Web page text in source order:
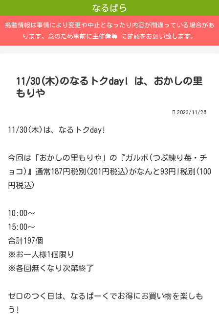
なるぱら
掲載情報は事情により変更や中止となったり内容が間違っている場合があ
ります。念のため事前に主催者等 に確認をお願い致します。
11/30(木)のなるトクday! は、おかしの里
もりや
2023/11/26
11/30(木)は、なるトクday!
今回は「おかしの里もりや」の『ガルボ(つぶ練り苺・チ
ョコ)』通常187円税別(201円税込)がなんと93円!税別(100
円税込)
10:00～
15:00～
合計197個
※お一人様1個限り
※各回無くなり次第終了
ゼロのつく日は、なるぱーくでお得にお買い物を楽しも
う!